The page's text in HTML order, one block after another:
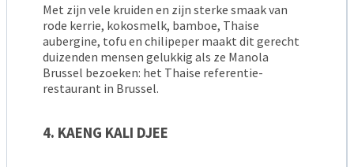
Met zijn vele kruiden en zijn sterke smaak van
rode kerrie, kokosmelk, bamboe, Thaise
aubergine, tofu en chilipeper maakt dit gerecht
duizenden mensen gelukkig als ze Manola
Brussel bezoeken: het Thaise referentie-
restaurant in Brussel.
4. KAENG KALI DJEE